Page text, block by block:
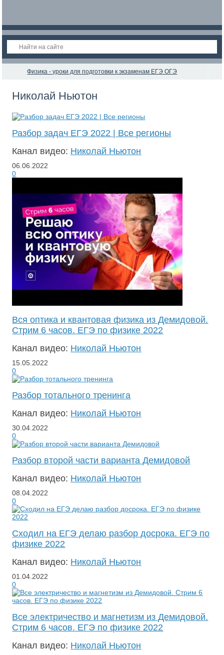
Физика - уроки для подготовки к экзаменам ЕГЭ ОГЭ
Николай Ньютон
Разбор задач ЕГЭ 2022 | Все регионы
Канал видео: Николай Ньютон
06.06.2022
0
Вся оптика и квантовая физика из Демидовой.
Стрим 6 часов. ЕГЭ по физике 2022
Канал видео: Николай Ньютон
15.05.2022
0
Разбор тотального тренинга
Канал видео: Николай Ньютон
30.04.2022
0
Разбор второй части варианта Демидовой
Канал видео: Николай Ньютон
08.04.2022
0
Сходил на ЕГЭ делаю разбор досрока. ЕГЭ по
физике 2022
Канал видео: Николай Ньютон
01.04.2022
0
Все электричество и магнетизм из Демидовой.
Стрим 6 часов. ЕГЭ по физике 2022
Канал видео: Николай Ньютон